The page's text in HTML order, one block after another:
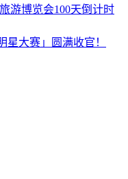
游博览会100天倒计时
大赛」圆满收官！